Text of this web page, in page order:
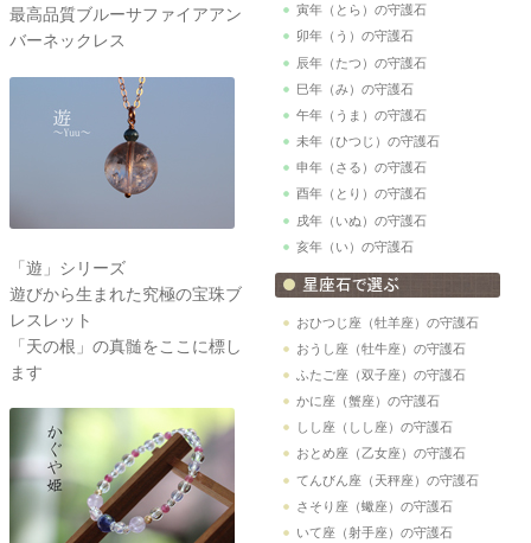
最高品質ブルーサファイアアン
バーネックレス
「遊」シリーズ
遊びから生まれた究極の宝珠ブ
レスレット
「天の根」の真髄をここに標し
ます
寅年（とら）の守護石
卯年（う）の守護石
辰年（たつ）の守護石
巳年（み）の守護石
午年（うま）の守護石
未年（ひつじ）の守護石
申年（さる）の守護石
酉年（とり）の守護石
戌年（いぬ）の守護石
亥年（い）の守護石
おひつじ座（牡羊座）の守護石
おうし座（牡牛座）の守護石
ふたご座（双子座）の守護石
かに座（蟹座）の守護石
しし座（しし座）の守護石
おとめ座（乙女座）の守護石
てんびん座（天秤座）の守護石
さそり座（蠍座）の守護石
いて座（射手座）の守護石